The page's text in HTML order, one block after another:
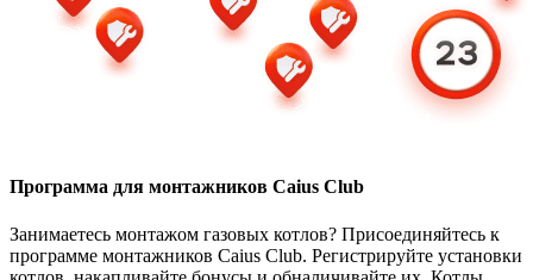
Программа для монтажников Caius Club
Занимаетесь монтажом газовых котлов? Присоединяйтесь к
программе монтажников Caius Club. Регистрируйте установки